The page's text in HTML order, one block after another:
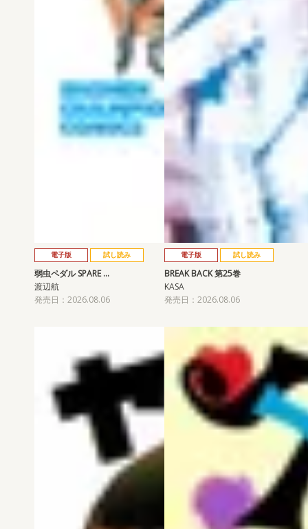
電子版 試し読み
弱虫ペダル SPARE …
渡辺航
発売日：2026.08.06
電子版 試し読み
BREAK BACK 第25巻
KASA
発売日：2026.08.06